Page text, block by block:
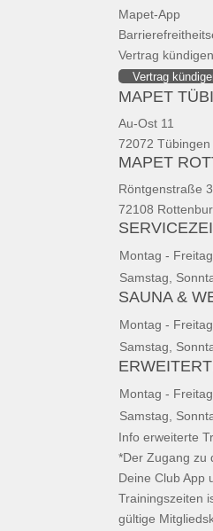
Mapet-App
Vertrag
Vertrag
MAPET
Au-Ost 11
72072 Tübingen
MAPET
Röntgenstraße
72108
Montag - Freitag
Samstag,
SAUNA &
Montag - Freitag
Samstag,
Montag - Freitag
Samstag,
Info erweiterte
*Der Zugang zu
Deine Club App
Trainingszeiten
gültige